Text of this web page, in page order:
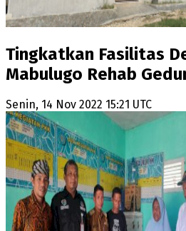
Tingkatkan Fasilitas
Mabulugo Rehab
Senin, 14 Nov 2022 15:21 UTC